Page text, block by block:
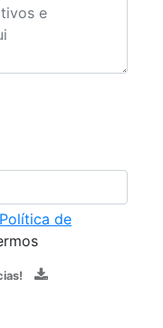
Política de